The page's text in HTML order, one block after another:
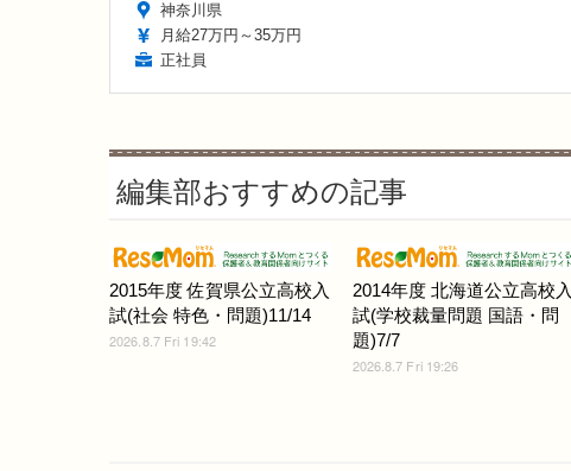
神奈川県
月給27万円～35万円
正社員
編集部おすすめの記事
2015年度 佐賀県公立高校入
試(社会 特色・問題)11/14
2026.8.7 Fri 19:42
2014年度 北海道公立高校入
試(学校裁量問題 国語・問
題)7/7
2026.8.7 Fri 19:26